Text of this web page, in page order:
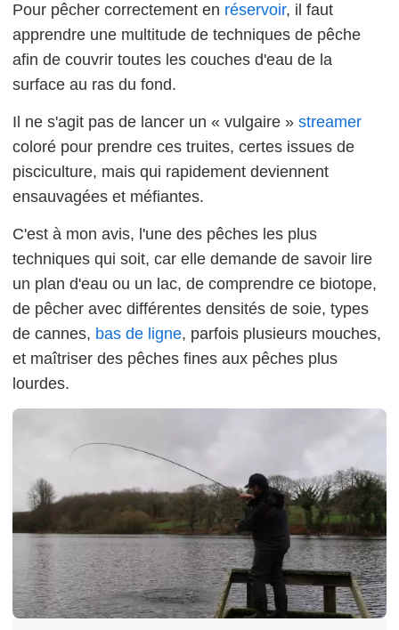
Pour pêcher correctement en réservoir, il faut
apprendre une multitude de techniques de pêche
afin de couvrir toutes les couches d'eau de la
surface au ras du fond.
Il ne s'agit pas de lancer un « vulgaire » streamer
coloré pour prendre ces truites, certes issues de
pisciculture, mais qui rapidement deviennent
ensauvagées et méfiantes.
C'est à mon avis, l'une des pêches les plus
techniques qui soit, car elle demande de savoir lire
un plan d'eau ou un lac, de comprendre ce biotope,
de pêcher avec différentes densités de soie, types
de cannes, bas de ligne, parfois plusieurs mouches,
et maîtriser des pêches fines aux pêches plus
lourdes.